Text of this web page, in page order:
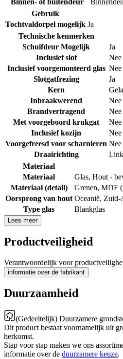
Gebruik
Tochtvaldorpel mogelijk Ja
Technische kenmerken
Schuifdeur Mogelijk
Ja
Inclusief slot
Nee
Inclusief voorgemonteerd glas Nee
Slotgatfrezing
Ja
Kern
Inbraakwerend
Nee
Brandvertragend
Nee
Met voorgeboord krukgat
Nee
Inclusief kozijn
Nee
Voorgefreesd voor scharnieren Nee
Draairichting
Materiaal
Materiaal
Glas, Hout -
Materiaal (detail)
Grenen, MDF
Oorsprong van hout Oceanië, Zuid-
Type glas
Blankglas
Lees meer
Productveiligheid
Verantwoordelijk voor
informatie over de fabrikant
Duurzaamheid
(Gedeeltelijk) Duurzamere
Dit product bestaat voornamelijk uit
herkomst.
Stap voor stap maken we ons
informatie over de duurzamere keuze.